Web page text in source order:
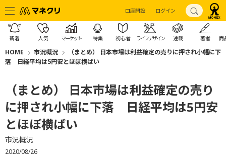
口座開設 ログイン
新着 人気 マーケット 特集 初心者 ライフデザイン 連載 著者 商
HOME 市況概況
（まとめ） 日本市場は利益確定の売りに押され小幅に下
落 日経平均は5円安とほぼ横ばい
（まとめ） 日本市場は利益確定の売り
に押され小幅に下落 日経平均は5円安
とほぼ横ばい
市況概況
2020/08/26